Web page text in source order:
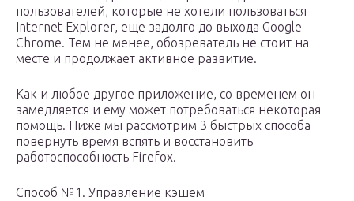
пользователей, которые не хотели пользоваться
Internet Explorer, еще задолго до выхода Google
Chrome. Тем не менее, обозреватель не стоит на
месте и продолжает активное развитие.
Как и любое другое приложение, со временем он
замедляется и ему может потребоваться некоторая
помощь. Ниже мы рассмотрим 3 быстрых способа
повернуть время вспять и восстановить
работоспособность Firefox.
Способ №1. Управление кэшем